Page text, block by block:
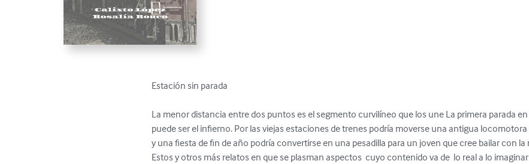
Estación sin parada
La menor distancia entre dos puntos es el segmento curvilíneo que los une La primera parada
puede ser el infierno. Por las viejas estaciones de trenes podría moverse una antigua
y una fiesta de fin de año podría convertirse en una pesadilla para un joven que cree bailar con la
Estos y otros más relatos en que se plasman aspectos  cuyo contenido va de  lo real a lo